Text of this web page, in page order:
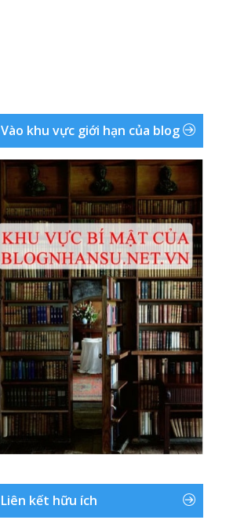
Vào khu vực giới hạn của blog
Liên kết hữu ích